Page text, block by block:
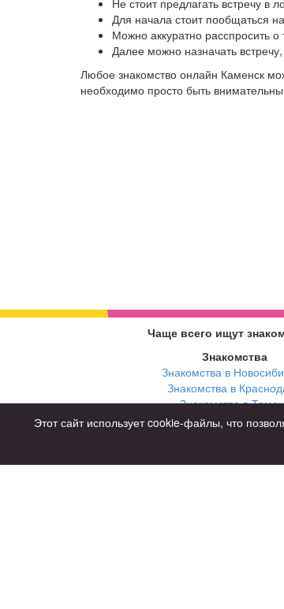
Не стоит предлагать встречу в
Для начала стоит пообщаться
Можно аккуратно расспросить
Далее можно назначать
Любое знакомство онлайн Каменск
необходимо просто быть
Чаще всего ищут
Знакомства
Знакомства в
Знакомства в
Знакомства в
Знакомства в
Этот сайт использует cookie-файлы, что